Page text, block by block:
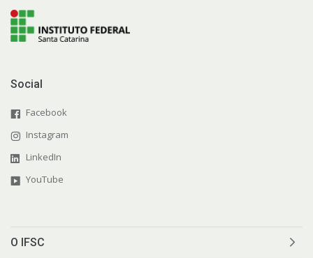
Social
Facebook
Instagram
LinkedIn
YouTube
O IFSC